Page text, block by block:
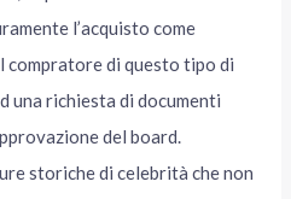
l’acquisto come
compratore di questo tipo di
una richiesta di documenti
del board.
storiche di celebrità che non